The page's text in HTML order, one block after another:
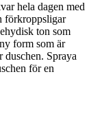
hela dagen med
förkroppsligar
ton som
form som är
Spraya
för en